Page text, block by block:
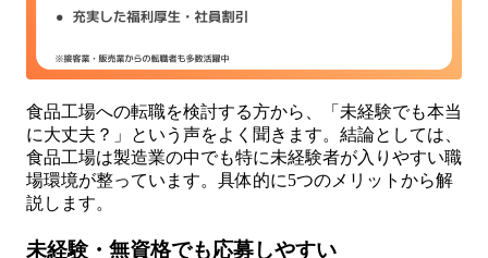
食品工場への転職を検討する方から、「未経験でも本当
に大丈夫？」という声をよく聞きます。結論としては、
食品工場は製造業の中でも特に未経験者が入りやすい職
場環境が整っています。具体的に5つのメリットから解
説します。
未経験・無資格でも応募しやすい